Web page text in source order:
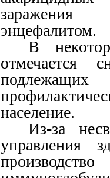
заражения
энцефалитом.
В
отмечается
подлежащих
население.
Из-за
управления